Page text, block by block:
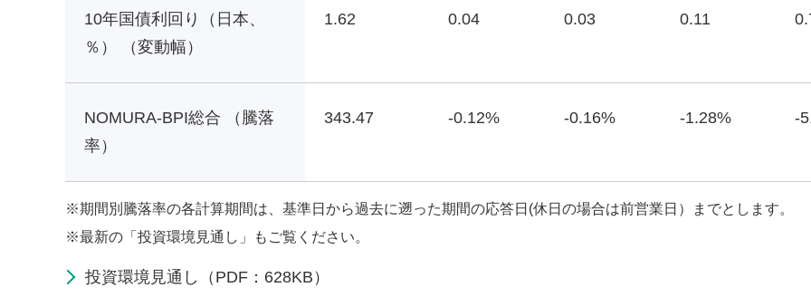
10年国債利回り（日本、
％） （変動幅）
1.62 0.04 0.03 0.11
NOMURA-BPI総合 （騰落
率）
343.47 -0.12% -0.16% -1.28% -
※期間別騰落率の各計算期間は、基準日から過去に遡った期間の応答日(休日の場合は前営業日）までとします。
※最新の「投資環境見通し」もご覧ください。
投資環境見通し（PDF：628KB）